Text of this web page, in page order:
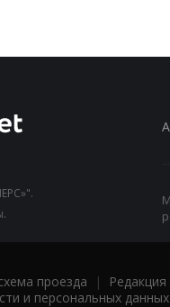
проезда | Редакция
и персональных данных